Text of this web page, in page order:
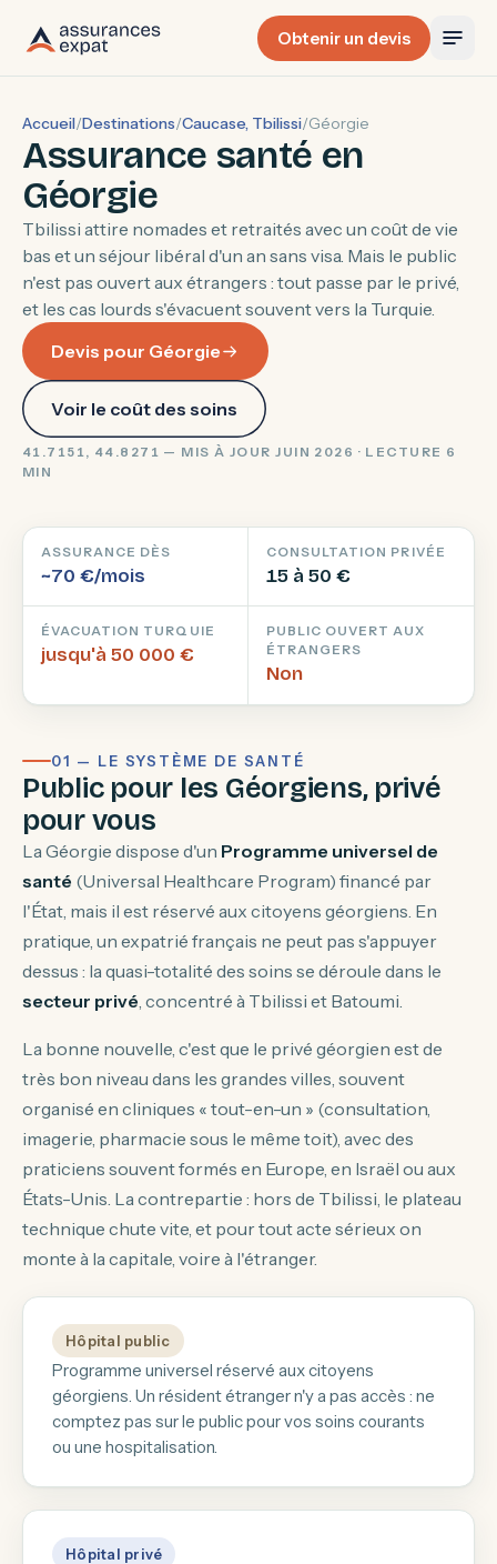
Obtenir un devis
Accueil/Destinations/Caucase, Tbilissi/Géorgie
Assurance santé en
Géorgie
Tbilissi attire nomades et retraités avec un coût de vie
bas et un séjour libéral d'un an sans visa. Mais le public
n'est pas ouvert aux étrangers : tout passe par le privé,
et les cas lourds s'évacuent souvent vers la Turquie.
Devis pour Géorgie
Voir le coût des soins
41.7151, 44.8271 — MIS À JOUR JUIN 2026 · LECTURE 6
MIN
ASSURANCE DÈS
~70 €/mois
CONSULTATION PRIVÉE
15 à 50 €
ÉVACUATION TURQUIE
jusqu'à 50 000 €
PUBLIC OUVERT AUX
ÉTRANGERS
Non
01 — LE SYSTÈME DE SANTÉ
Public pour les Géorgiens, privé
pour vous
La Géorgie dispose d'un Programme universel de
santé (Universal Healthcare Program) financé par
l'État, mais il est réservé aux citoyens géorgiens. En
pratique, un expatrié français ne peut pas s'appuyer
dessus : la quasi-totalité des soins se déroule dans le
secteur privé, concentré à Tbilissi et Batoumi.
La bonne nouvelle, c'est que le privé géorgien est de
très bon niveau dans les grandes villes, souvent
organisé en cliniques « tout-en-un » (consultation,
imagerie, pharmacie sous le même toit), avec des
praticiens souvent formés en Europe, en Israël ou aux
États-Unis. La contrepartie : hors de Tbilissi, le plateau
technique chute vite, et pour tout acte sérieux on
monte à la capitale, voire à l'étranger.
Hôpital public
Programme universel réservé aux citoyens
géorgiens. Un résident étranger n'y a pas accès : ne
comptez pas sur le public pour vos soins courants
ou une hospitalisation.
Hôpital privé